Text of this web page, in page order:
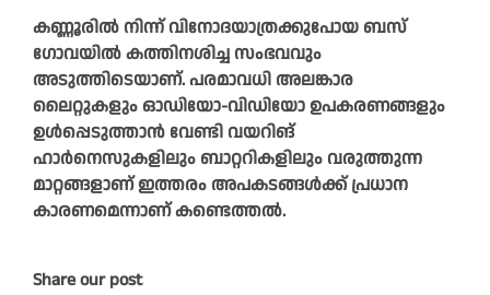
കണ്ണൂരിൽ നിന്ന് വിനോദയാത്രക്കുപോയ ബസ്
ഗോവയിൽ കത്തിനശിച്ച സംഭവവും
അടുത്തിടെയാണ്. പരമാവധി അലങ്കാര
ലൈറ്റുകളും ഓഡിയോ-വിഡിയോ ഉപകരണങ്ങളും
ഉൾപ്പെടുത്താൻ വേണ്ടി വയറിങ്
ഹാർനെസുകളിലും ബാറ്ററികളിലും വരുത്തുന്ന
മാറ്റങ്ങളാണ് ഇത്തരം അപകടങ്ങൾക്ക് പ്രധാന
കാരണമെന്നാണ് കണ്ടെത്തൽ.
Share our post